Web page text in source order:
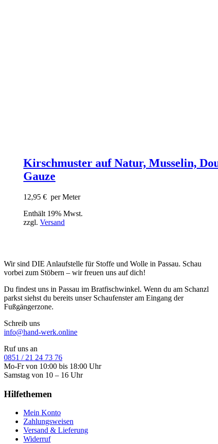
Kirschmuster auf Natur, Musselin,
Gauze
12,95 € per Meter
Enthält 19% Mwst.
zzgl. Versand
Wir sind DIE Anlaufstelle für Stoffe und Wolle in Passau. Schau
vorbei zum Stöbern – wir freuen uns auf dich!
Du findest uns in Passau im Bratfischwinkel. Wenn du am Schanzl
parkst siehst du bereits unser Schaufenster am Eingang der
Fußgängerzone.
Schreib uns
info@hand-werk.online
Ruf uns an
0851 / 21 24 73 76
Mo-Fr von 10:00 bis 18:00 Uhr
Samstag von 10 – 16 Uhr
Hilfethemen
Mein Konto
Zahlungsweisen
Versand & Lieferung
Widerruf